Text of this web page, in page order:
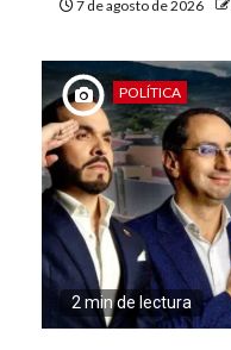
7 de agosto de 2026
POLÍTICA
2 min de lectura